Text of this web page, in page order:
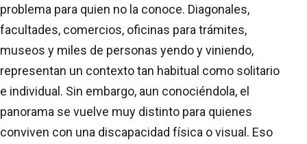
problema para quien no la conoce. Diagonales,
facultades, comercios, oficinas para trámites,
museos y miles de personas yendo y viniendo,
representan un contexto tan habitual como solitario
e individual. Sin embargo, aun conociéndola, el
panorama se vuelve muy distinto para quienes
conviven con una discapacidad física o visual. Eso